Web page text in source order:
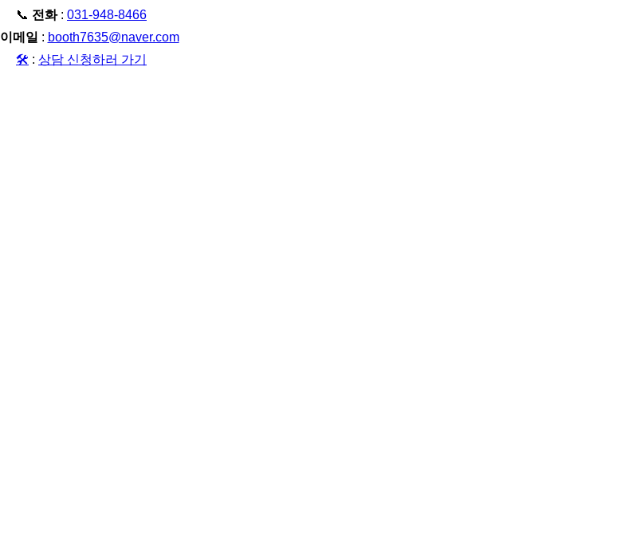
📞 전화 : 031-948-8466
이메일 : booth7635@naver.com
🛠️ : 상담 신청하러 가기